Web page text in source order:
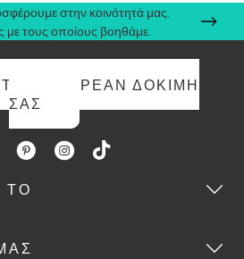
στην κοινότητά μας.
με τους οποίους βοηθάμε.
ΤΗ ΔΩΡΕΆΝ ΔΟΚΙΜΉ
ΣΑΣ
ΤΟ